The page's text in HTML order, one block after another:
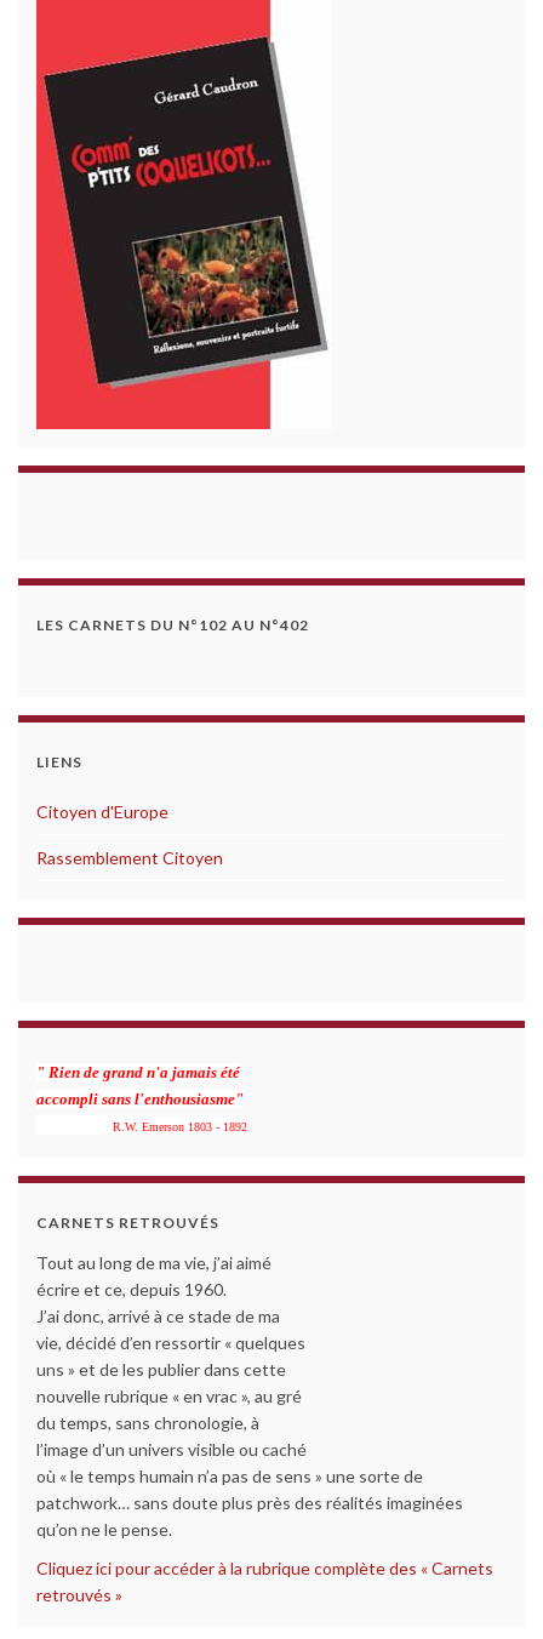
LES CARNETS DU N°102 AU N°402
LIENS
Citoyen d'Europe
Rassemblement Citoyen
" Rien de grand n'a jamais été
accompli sans l'enthousiasme"
R.W. Emerson 1803 - 1892
CARNETS RETROUVÉS
Tout au long de ma vie, j’ai aimé
écrire et ce, depuis 1960.
J’ai donc, arrivé à ce stade de ma
vie, décidé d’en ressortir « quelques
uns » et de les publier dans cette
nouvelle rubrique « en vrac », au gré
du temps, sans chronologie, à
l’image d’un univers visible ou caché
où « le temps humain n’a pas de sens » une sorte de
patchwork… sans doute plus près des réalités imaginées
qu’on ne le pense.
Cliquez ici pour accéder à la rubrique complète des « Carnets
retrouvés »